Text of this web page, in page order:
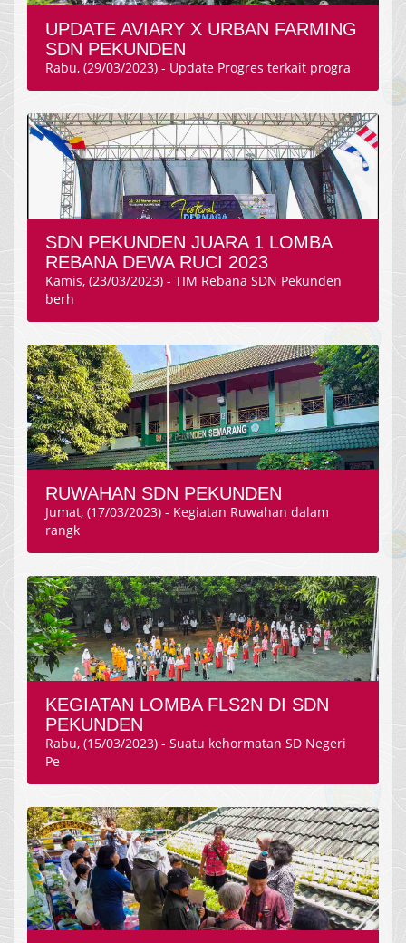
UPDATE AVIARY X URBAN FARMING
SDN PEKUNDEN
Rabu, (29/03/2023) - Update Progres terkait progra
SDN PEKUNDEN JUARA 1 LOMBA
REBANA DEWA RUCI 2023
Kamis, (23/03/2023) - TIM Rebana SDN Pekunden
berh
RUWAHAN SDN PEKUNDEN
Jumat, (17/03/2023) - Kegiatan Ruwahan dalam
rangk
KEGIATAN LOMBA FLS2N DI SDN
PEKUNDEN
Rabu, (15/03/2023) - Suatu kehormatan SD Negeri
Pe